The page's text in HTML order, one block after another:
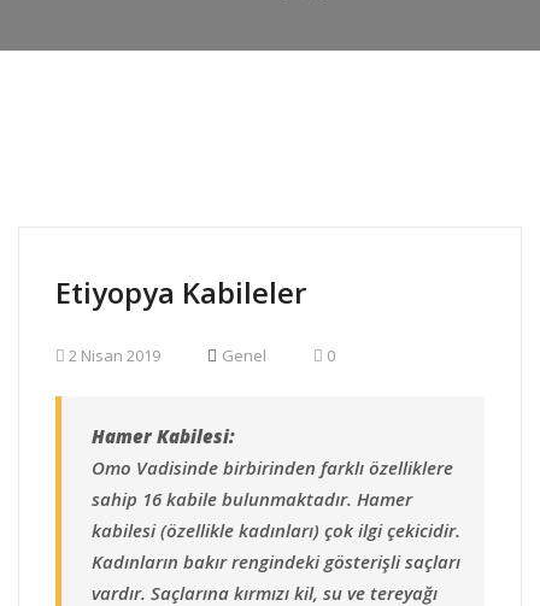
Etiyopya Kabileler
2 Nisan 2019 Genel 0
Hamer Kabilesi:
Omo Vadisinde birbirinden farklı özelliklere
sahip 16 kabile bulunmaktadır. Hamer
kabilesi (özellikle kadınları) çok ilgi çekicidir.
Kadınların bakır rengindeki gösterişli saçları
vardır. Saçlarına kırmızı kil, su ve tereyağı